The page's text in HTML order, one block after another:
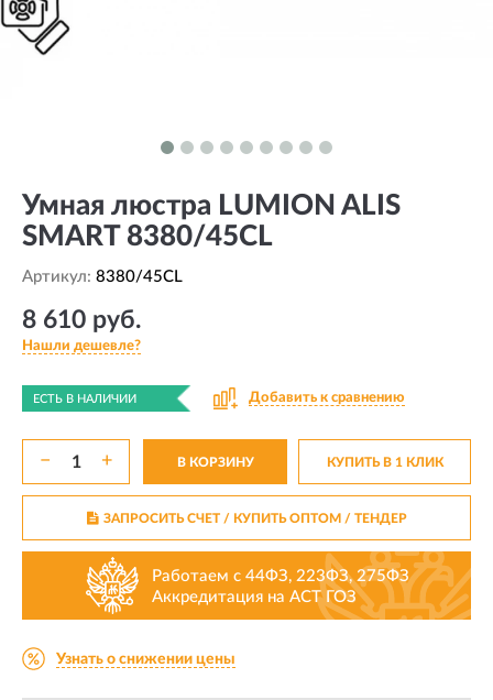
Умная люстра LUMION ALIS
SMART 8380/45CL
Артикул: 8380/45CL
8 610 руб.
Нашли дешевле?
ЕСТЬ В НАЛИЧИИ Добавить к сравнению
− + В КОРЗИНУ КУПИТЬ В 1 КЛИК
ЗАПРОСИТЬ СЧЕТ / КУПИТЬ ОПТОМ/ ТЕНДЕР
Работаем с 44ФЗ, 223ФЗ, 275ФЗ
Аккредитация на АСТ ГОЗ
Узнать о снижении цены